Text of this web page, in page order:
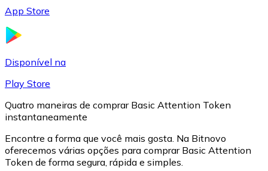
App Store
Disponível na
Play Store
Quatro maneiras de comprar Basic Attention Token
instantaneamente
Encontre a forma que você mais gosta. Na Bitnovo
oferecemos várias opções para comprar Basic Attention
Token de forma segura, rápida e simples.